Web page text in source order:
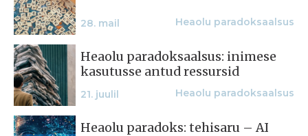
28. mail Heaolu paradoksaalsus
Heaolu paradoksaalsus: inimese
kasutusse antud ressursid
21. juulil Heaolu paradoksaalsus
Heaolu paradoks: tehisaru – AI